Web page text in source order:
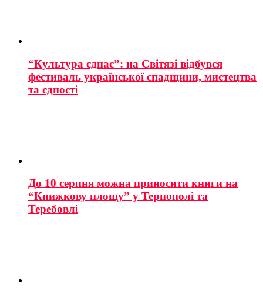
“Культура єднає”: на Світязі відбувся
фестиваль української спадщини, мистецтва
та єдності
До 10 серпня можна приносити книги на
“Книжкову площу” у Тернополі та
Теребовлі